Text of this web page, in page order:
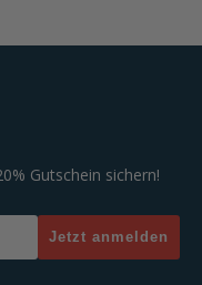
Gutschein sichern!
Jetzt anmelden